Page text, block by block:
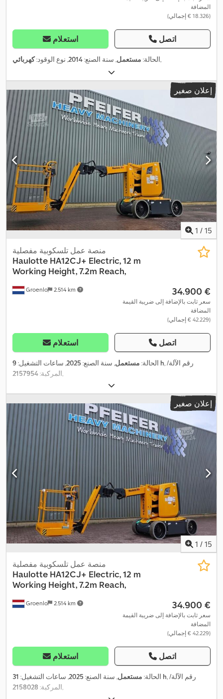
المضافة
(‏18.326 € إجمالي)
استعلام اتصل
الحالة: مستعمل, سنة الصنع:2014, نوع الوقود:كهربائي ,
إعلان صغير
1 / 15
Groenlo 2.514 km
منصة عمل تلسكوبية مفصلية
Haulotte HA12CJ+ Electric, 12 m
Working Height, 7.2m Reach,
‏34.900 €
سعر ثابت بالإضافة إلى ضريبة القيمة
المضافة
(‏42.229 € إجمالي)
استعلام اتصل
الحالة: مستعمل, سنة الصنع: 2025, ساعات التشغيل: 9 h, رقم الآلة/
المركبة:2157954 ,
إعلان صغير
1 / 15
Groenlo 2.514 km
منصة عمل تلسكوبية مفصلية
Haulotte HA12CJ+ Electric, 12 m
Working Height, 7.2m Reach,
‏34.900 €
سعر ثابت بالإضافة إلى ضريبة القيمة
المضافة
(‏42.229 € إجمالي)
استعلام اتصل
الحالة: مستعمل, سنة الصنع: 2025, ساعات التشغيل: 31 h, رقم الآلة/
المركبة: 2158028 ,